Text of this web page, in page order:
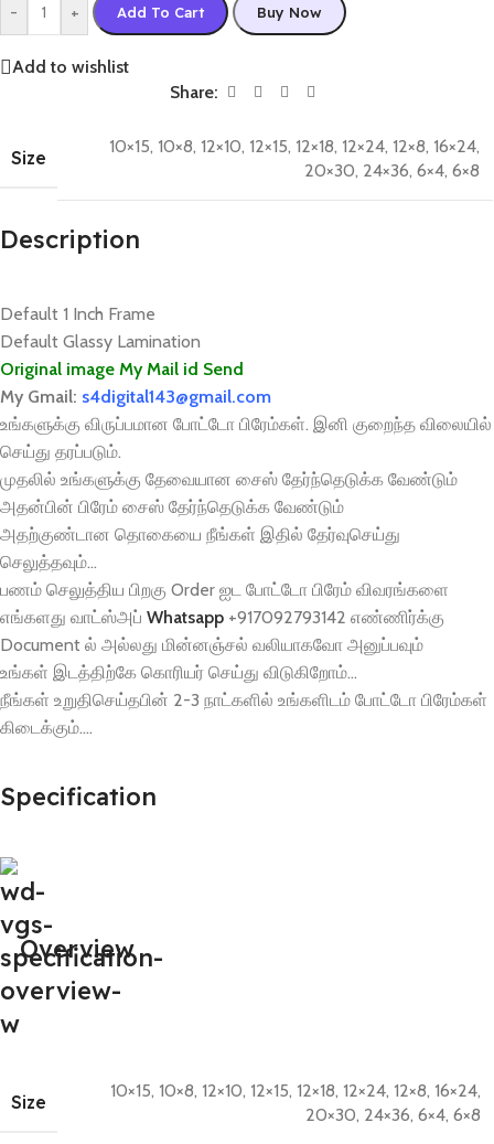
- + Add To Cart Buy Now
Add to wishlist
Share:
Size
10×15, 10×8, 12×10, 12×15, 12×18, 12×24, 12×8, 16×24,
20×30, 24×36, 6×4, 6×8
Description
Default 1 Inch Frame
Default Glassy Lamination
Original image My Mail id Send
My Gmail: s4digital143@gmail.com
உங்களுக்கு விருப்பமான போட்டோ பிரேம்கள். இனி குறைந்த விலையில்
செய்து தரப்படும்.
முதலில் உங்களுக்கு தேவையான சைஸ் தேர்ந்தெடுக்க வேண்டும்
அதன்பின் பிரேம் சைஸ் தேர்ந்தெடுக்க வேண்டும்
அதற்குண்டான தொகையை நீங்கள் இதில் தேர்வுசெய்து
செலுத்தவும்…
பணம் செலுத்திய பிறகு Order ஐட போட்டோ பிரேம் விவரங்களை
எங்களது வாட்ஸ்அப் Whatsapp +917092793142 எண்ணிர்க்கு
Document ல் அல்லது மின்னஞ்சல் வலியாகவோ அனுப்பவும்
உங்கள் இடத்திற்கே கொரியர் செய்து விடுகிறோம்…
நீங்கள் உறுதிசெய்தபின் 2-3 நாட்களில் உங்களிடம் போட்டோ பிரேம்கள்
கிடைக்கும்….
Specification
Overview
Size
10×15, 10×8, 12×10, 12×15, 12×18, 12×24, 12×8, 16×24,
20×30, 24×36, 6×4, 6×8